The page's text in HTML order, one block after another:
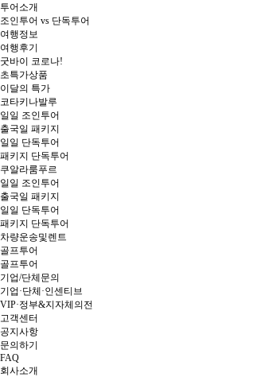
투어소개
조인투어 vs 단독투어
여행정보
여행후기
굿바이 코로나!
초특가상품
이달의 특가
코타키나발루
일일 조인투어
출국일 패키지
일일 단독투어
패키지 단독투어
쿠알라룸푸르
일일 조인투어
출국일 패키지
일일 단독투어
패키지 단독투어
차량운송및렌트
골프투어
골프투어
기업/단체문의
기업·단체·인센티브
VIP·정부&지자체의전
고객센터
공지사항
문의하기
FAQ
회사소개